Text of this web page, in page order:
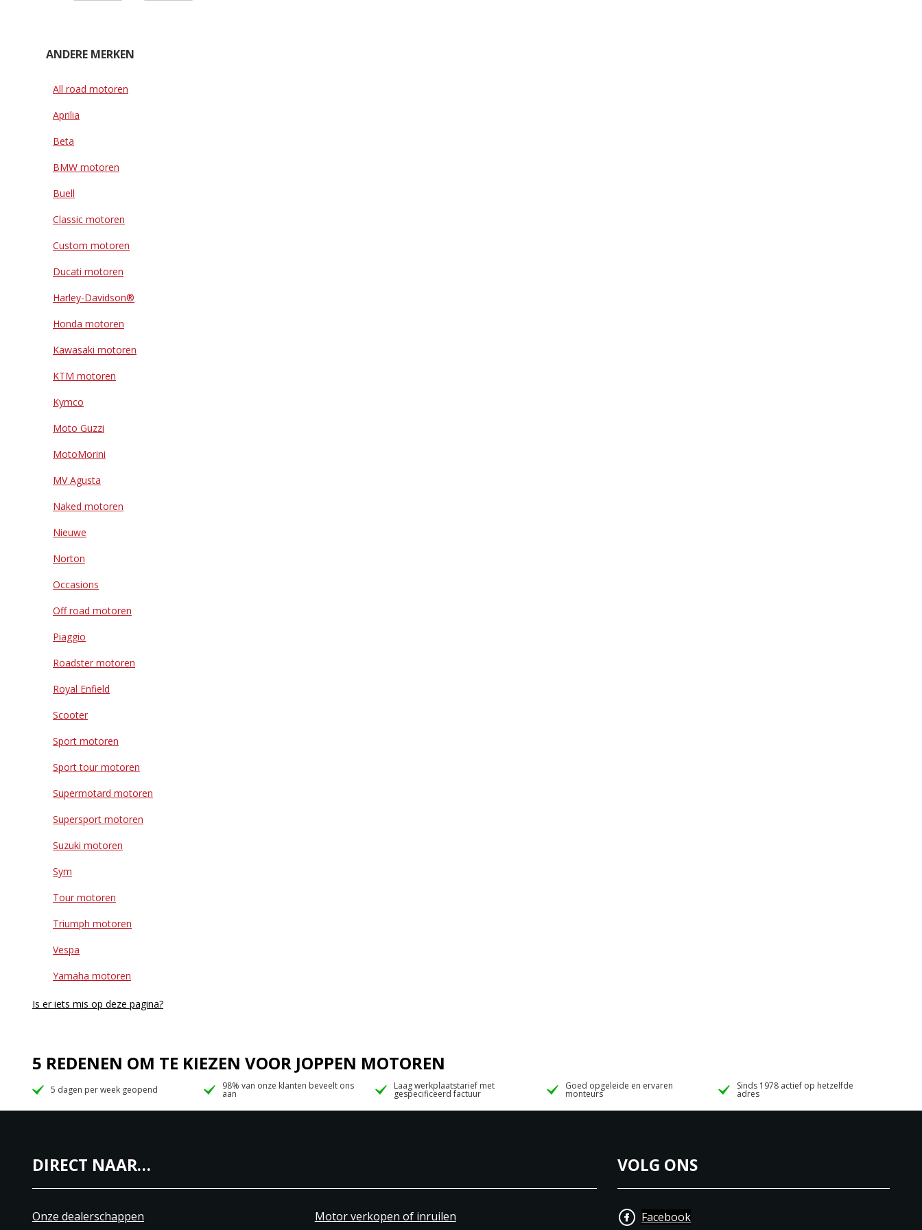
ANDERE MERKEN
All road motoren
Aprilia
Beta
BMW motoren
Buell
Classic motoren
Custom motoren
Ducati motoren
Harley-Davidson®
Honda motoren
Kawasaki motoren
KTM motoren
Kymco
Moto Guzzi
MotoMorini
MV Agusta
Naked motoren
Nieuwe
Norton
Occasions
Off road motoren
Piaggio
Roadster motoren
Royal Enfield
Scooter
Sport motoren
Sport tour motoren
Supermotard motoren
Supersport motoren
Suzuki motoren
Sym
Tour motoren
Triumph motoren
Vespa
Yamaha motoren
Is er iets mis op deze pagina?
5 REDENEN OM TE KIEZEN VOOR JOPPEN MOTOREN
5 dagen per week geopend 98% van onze klanten beveelt ons
aan
Laag werkplaatstarief met
gespecificeerd factuur
Goed opgeleide en ervaren
monteurs
Sinds 1978 actief op hetzelfde
adres
DIRECT NAAR…
Onze dealerschappen Motor verkopen of inruilen
VOLG ONS
Facebook